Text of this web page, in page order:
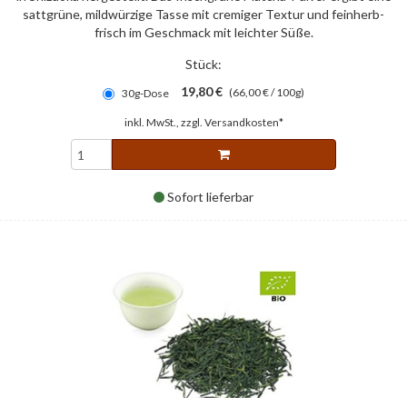
sattgrüne, mildwürzige Tasse mit cremiger Textur und feinherb-
frisch im Geschmack mit leichter Süße.
Stück:
30g-Dose 19,80 € (66,00 € / 100g)
inkl. MwSt., zzgl. Versandkosten*
Sofort lieferbar